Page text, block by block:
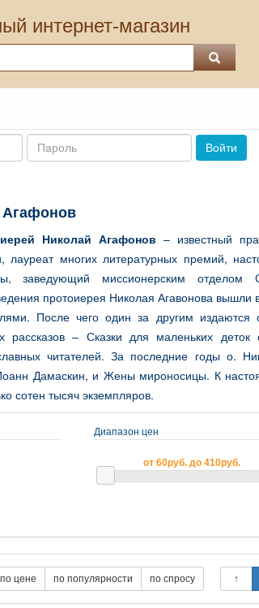
интернет-магазин
Пароль
Войти
Агафонов
Николай Агафонов – известный
лауреат многих литературных премий,
заведующий миссионерским отделом
протоиерея Николая Агавонова вышли
После чего один за другим издаются
рассказов – Сказки для маленьких
читателей. За последние годы о.
Дамаскин, и Жены мироносицы. К
сотен тысяч экземпляров.
Диапазон цен
от 60руб. до 410руб.